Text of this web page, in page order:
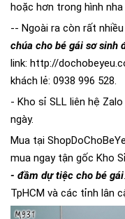
hoặc hơn trong hình
-- Ngoài ra còn rất
chúa cho bé gái sơ sinh
link: http://
khách lẻ: 0938 996 528.
- Kho sỉ SLL liên hệ
ngày.
Mua tại
mua ngay tận gốc Kho
- đầm dự tiệc cho bé gái
TpHCM và các tỉnh lân